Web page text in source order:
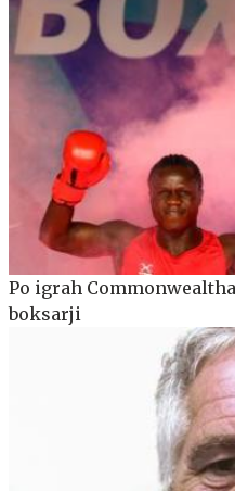
Po igrah
boksarji